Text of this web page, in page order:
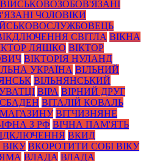
ВІЙСЬКОВОЗОБОВ'ЯЗАНІ
ЧОЛОВІКИ
СВІТЛА ВІКНА
ЛЯШКО ВІКТОР
ВІКТОРІЯ НУЛАНД
УКРАЇНА ВІЛЬНИЙ
ВІЛЬНЯНСЬКИЙ
ВІРА ВІРНИЙ ДРУГ
ВІТАЛІЙ КОВАЛЬ
ВІТЧИЗНЯНЕ
З РФ ВІЧНА ПАМ'ЯТЬ
ВКИД
ВКОРОТИТИ СОБІ ВІКУ
ВЛАДА ВЛАДА